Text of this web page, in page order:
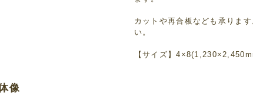
カットや再合板なども承りま
い。
【サイズ】
像